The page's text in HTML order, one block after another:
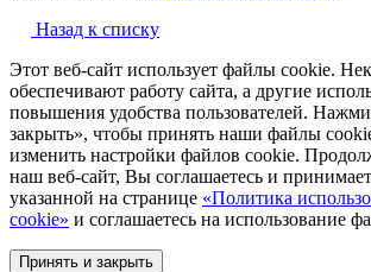
Назад к списку
Этот веб-сайт использует файлы cookie.
обеспечивают работу сайта, а другие
повышения удобства пользователей.
закрыть», чтобы принять наши файлы
изменить настройки файлов cookie.
наш веб-сайт, Вы соглашаетесь и
указанной на странице «Политика
cookie» и соглашаетесь на использование
Принять и закрыть